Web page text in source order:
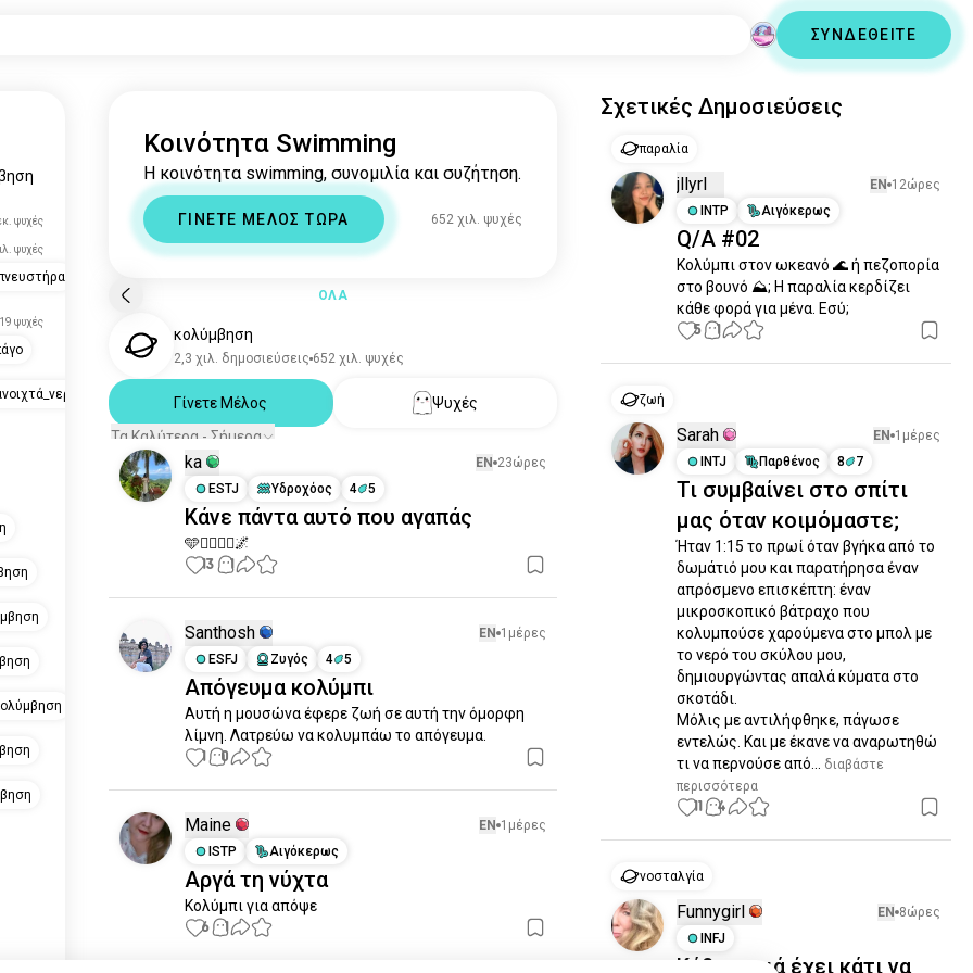
ΣΥΝΔΕΘΕΙΤΕ
ψυχές
ψυχές
ψυχές
Κοινότητα Swimming
Η κοινότητα swimming, συνομιλία και συζήτηση.
ΓΙΝΕΤΕ ΜΕΛΟΣ ΤΩΡΑ 652 χιλ. ψυχές
ΟΛΑ
κολύμβηση
2,3 χιλ. δημοσιεύσεις 652 χιλ. ψυχές
Γίνετε Μέλος
Ψυχές
Τα Καλύτερα - Σήμερα
ka EN 23ώρες
ESTJ
Υδροχόος 4 5
Κάνε πάντα αυτό που αγαπάς
🩵🧜‍♀️🏊‍♀️🌌
13 1
Santhosh EN 1μέρες
ESFJ
Ζυγός 4 5
Απόγευμα κολύμπι
Αυτή η μουσώνα έφερε ζωή σε αυτή την όμορφη
λίμνη. Λατρεύω να κολυμπάω το απόγευμα.
1 0
Maine EN 1μέρες
ISTP
Αιγόκερως
Αργά τη νύχτα
Κολύμπι για απόψε
6 1
Σχετικές Δημοσιεύσεις
παραλία
jllyrl EN 12ώρες
INTP
Αιγόκερως
Q/A #02
Κολύμπι στον ωκεανό 🌊 ή πεζοπορία
στο βουνό ⛰️; Η παραλία κερδίζει
κάθε φορά για μένα. Εσύ;
5 1
ζωή
Sarah EN 1μέρες
INTJ
Παρθένος 8 7
Τι συμβαίνει στο σπίτι
μας όταν κοιμόμαστε;
Ήταν 1:15 το πρωί όταν βγήκα από το
δωμάτιό μου και παρατήρησα έναν
απρόσμενο επισκέπτη: έναν
μικροσκοπικό βάτραχο που
κολυμπούσε χαρούμενα στο μπολ με
το νερό του σκύλου μου,
δημιουργώντας απαλά κύματα στο
σκοτάδι.
Μόλις με αντιλήφθηκε, πάγωσε
εντελώς. Και με έκανε να αναρωτηθώ
τι να περνούσε από...
διαβάστε
περισσότερα
11 4
νοσταλγία
Funnygirl EN 8ώρες
INFJ
Κάθε γενιά έχει κάτι να